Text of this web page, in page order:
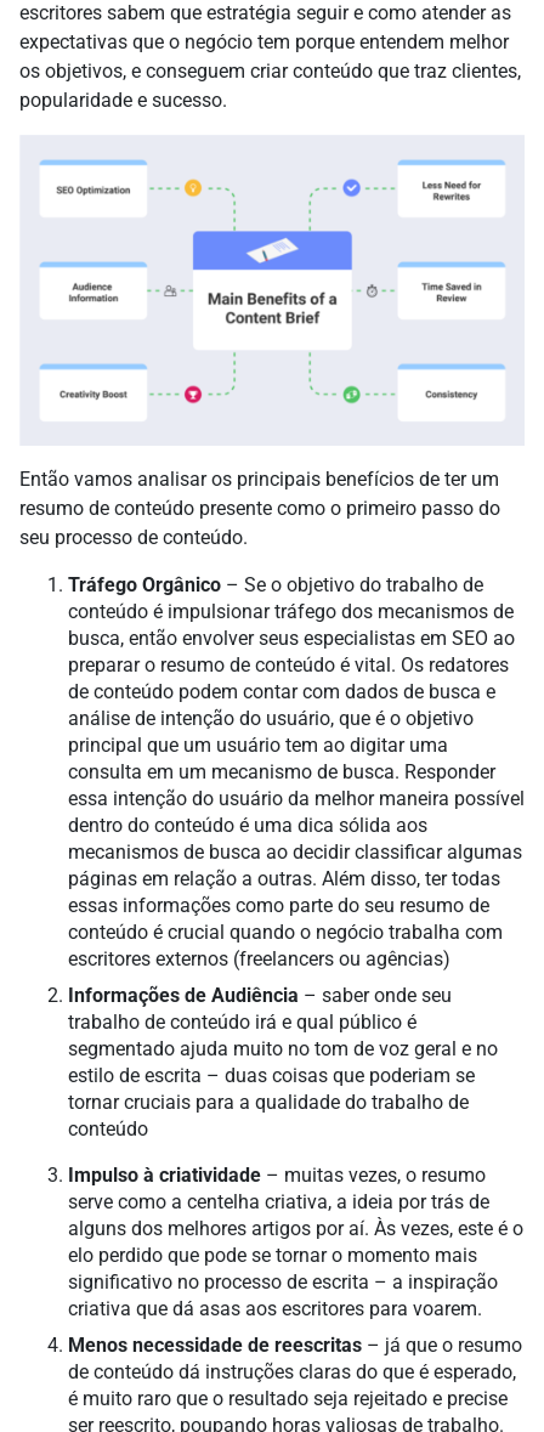
escritores sabem que estratégia seguir e como atender as
expectativas que o negócio tem porque entendem melhor
os objetivos, e conseguem criar conteúdo que traz clientes,
popularidade e sucesso.
Então vamos analisar os principais benefícios de ter um
resumo de conteúdo presente como o primeiro passo do
seu processo de conteúdo.
Tráfego Orgânico – Se o objetivo do trabalho de
conteúdo é impulsionar tráfego dos mecanismos de
busca, então envolver seus especialistas em SEO ao
preparar o resumo de conteúdo é vital. Os redatores
de conteúdo podem contar com dados de busca e
análise de intenção do usuário, que é o objetivo
principal que um usuário tem ao digitar uma
consulta em um mecanismo de busca. Responder
essa intenção do usuário da melhor maneira possível
dentro do conteúdo é uma dica sólida aos
mecanismos de busca ao decidir classificar algumas
páginas em relação a outras. Além disso, ter todas
essas informações como parte do seu resumo de
conteúdo é crucial quando o negócio trabalha com
escritores externos (freelancers ou agências)
Informações de Audiência – saber onde seu
trabalho de conteúdo irá e qual público é
segmentado ajuda muito no tom de voz geral e no
estilo de escrita – duas coisas que poderiam se
tornar cruciais para a qualidade do trabalho de
conteúdo
Impulso à criatividade – muitas vezes, o resumo
serve como a centelha criativa, a ideia por trás de
alguns dos melhores artigos por aí. Às vezes, este é o
elo perdido que pode se tornar o momento mais
significativo no processo de escrita – a inspiração
criativa que dá asas aos escritores para voarem.
Menos necessidade de reescritas – já que o resumo
de conteúdo dá instruções claras do que é esperado,
é muito raro que o resultado seja rejeitado e precise
ser reescrito, poupando horas valiosas de trabalho.